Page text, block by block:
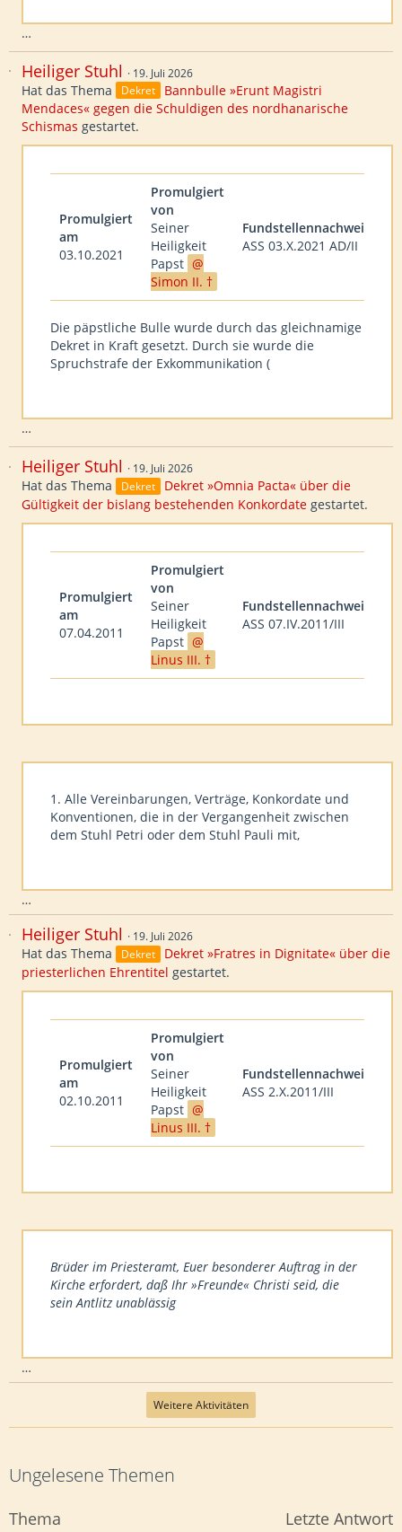
…
Heiliger Stuhl 19. Juli 2026
Hat das Thema Dekret
Bannbulle »Erunt Magistri
Mendaces« gegen die Schuldigen des nordhanarische
Schismas gestartet.
Promulgiert
am
03.10.2021
Promulgiert
von
Seiner
Heiligkeit
Papst
Simon II. †
Fundstellennachweis
ASS 03.X.2021 AD/II
Die päpstliche Bulle wurde durch das gleichnamige
Dekret in Kraft gesetzt. Durch sie wurde die
Spruchstrafe der Exkommunikation (
…
Heiliger Stuhl 19. Juli 2026
Hat das Thema Dekret
Dekret »Omnia Pacta« über die
Gültigkeit der bislang bestehenden Konkordate gestartet.
Promulgiert
am
07.04.2011
Promulgiert
von
Seiner
Heiligkeit
Papst
Linus III. †
Fundstellennachweis
ASS 07.IV.2011/III
1. Alle Vereinbarungen, Verträge, Konkordate und
Konventionen, die in der Vergangenheit zwischen
dem Stuhl Petri oder dem Stuhl Pauli mit,
…
Heiliger Stuhl 19. Juli 2026
Hat das Thema Dekret
Dekret »Fratres in Dignitate« über die
priesterlichen Ehrentitel gestartet.
Promulgiert
am
02.10.2011
Promulgiert
von
Seiner
Heiligkeit
Papst
Linus III. †
Fundstellennachweis
ASS 2.X.2011/III
Brüder im Priesteramt, Euer besonderer Auftrag in der
Kirche erfordert, daß Ihr »Freunde« Christi seid, die
sein Antlitz unablässig
…
Weitere Aktivitäten
Ungelesene Themen
Thema Letzte Antwort